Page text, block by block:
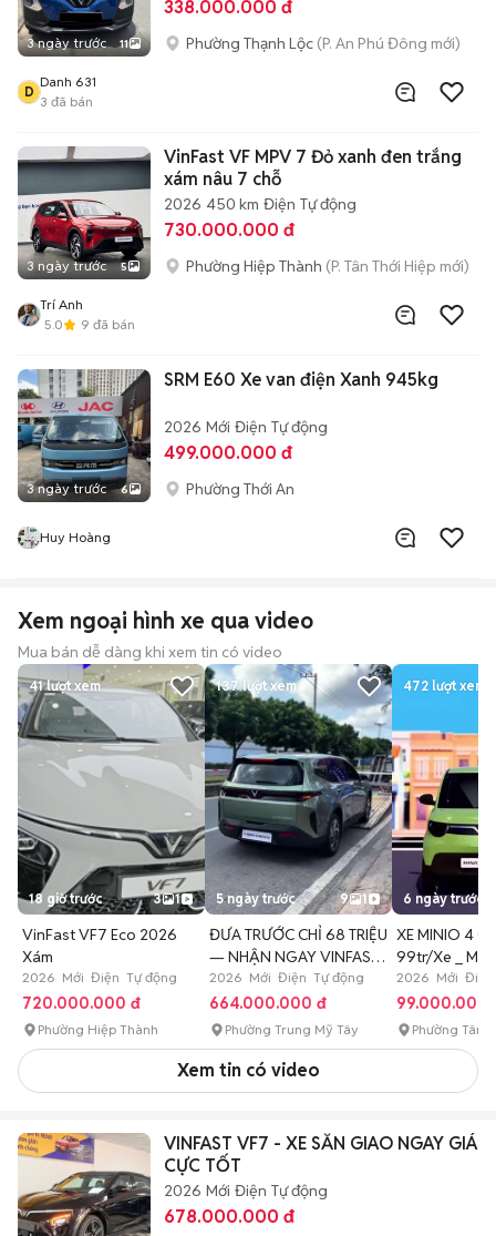
3 ngày trước 11
338.000.000 đ
Phường Thạnh Lộc (P. An Phú Đông mới)
D
Danh 631
3 đã bán
3 ngày trước 5
VinFast VF MPV 7 Đỏ xanh đen trắng
xám nâu 7 chỗ
2026 450 km Điện Tự động
730.000.000 đ
Phường Hiệp Thành (P. Tân Thới Hiệp mới)
Trí Anh
5.0
9 đã bán
3 ngày trước 6
SRM E60 Xe van điện Xanh 945kg
2026 Mới Điện Tự động
499.000.000 đ
Phường Thới An
Huy Hoàng
Xem ngoại hình xe qua video
Mua bán dễ dàng khi xem tin có video
41lượt xem
18 giờ trước 3 1
VinFast VF7 Eco 2026
Xám
2026 Mới Điện Tự động
720.000.000 đ
Phường Hiệp Thành
137lượt xem
5 ngày trước 9 1
ĐƯA TRƯỚC CHỈ 68 TRIỆU
— NHẬN NGAY VINFAST
LIMO
2026 Mới Điện Tự động
664.000.000 đ
Phường Trung Mỹ Tây
472 lượt xem
6 ngày trước
XE MINIO 4
99tr/Xe _ Mới
15% nhận x
2026 Mới Điện
99.000.000
Phường Tân
Xem tin có video
VINFAST VF7 - XE SẴN GIAO NGAY GIÁ
CỰC TỐT
2026 Mới Điện Tự động
678.000.000 đ